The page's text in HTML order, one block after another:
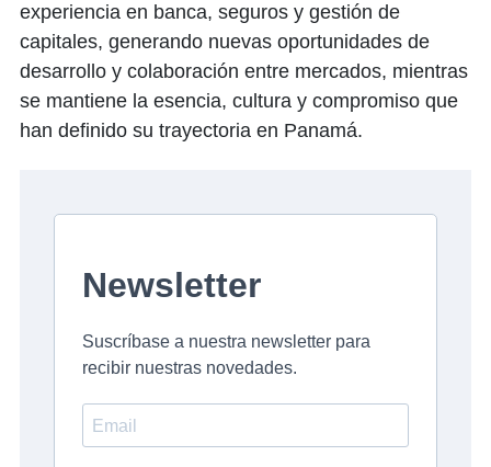
experiencia en banca, seguros y gestión de
capitales, generando nuevas oportunidades de
desarrollo y colaboración entre mercados, mientras
se mantiene la esencia, cultura y compromiso que
han definido su trayectoria en Panamá.